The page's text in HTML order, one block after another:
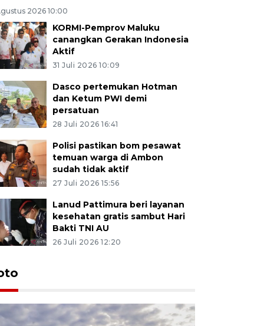
2026 10:00
KORMI-Pemprov Maluku
canangkan Gerakan Indonesia
Aktif
31 Juli 2026 10:09
Dasco pertemukan Hotman
dan Ketum PWI demi
persatuan
28 Juli 2026 16:41
Polisi pastikan bom pesawat
temuan warga di Ambon
sudah tidak aktif
27 Juli 2026 15:56
Lanud Pattimura beri layanan
kesehatan gratis sambut Hari
Bakti TNI AU
26 Juli 2026 12:20